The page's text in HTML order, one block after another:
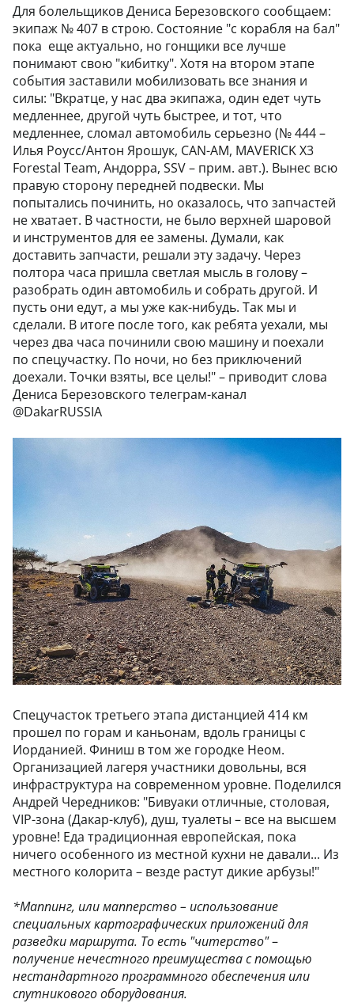
Для болельщиков Дениса Березовского сообщаем:
экипаж № 407 в строю. Состояние "с корабля на бал"
пока еще актуально, но гонщики все лучше
понимают свою "кибитку". Хотя на втором этапе
события заставили мобилизовать все знания и
силы: "Вкратце, у нас два экипажа, один едет чуть
медленнее, другой чуть быстрее, и тот, что
медленнее, сломал автомобиль серьезно (№ 444 –
Илья Роусс/Антон Ярошук, CAN-AM, MAVERICK X3
Forestal Team, Андорра, SSV – прим. авт.). Вынес всю
правую сторону передней подвески. Мы
попытались починить, но оказалось, что запчастей
не хватает. В частности, не было верхней шаровой
и инструментов для ее замены. Думали, как
доставить запчасти, решали эту задачу. Через
полтора часа пришла светлая мысль в голову –
разобрать один автомобиль и собрать другой. И
пусть они едут, а мы уже как-нибудь. Так мы и
сделали. В итоге после того, как ребята уехали, мы
через два часа починили свою машину и поехали
по спецучастку. По ночи, но без приключений
доехали. Точки взяты, все целы!" – приводит слова
Дениса Березовского телеграм-канал
@DakarRUSSIA
Спецучасток третьего этапа дистанцией 414 км
прошел по горам и каньонам, вдоль границы с
Иорданией. Финиш в том же городке Неом.
Организацией лагеря участники довольны, вся
инфраструктура на современном уровне. Поделился
Андрей Чередников: "Бивуаки отличные, столовая,
VIP-зона (Дакар-клуб), душ, туалеты – все на высшем
уровне! Еда традиционная европейская, пока
ничего особенного из местной кухни не давали... Из
местного колорита – везде растут дикие арбузы!"
*Маппинг, или мапперство – использование
специальных картографических приложений для
разведки маршрута. То есть "читерство"–
получение нечестного преимущества с помощью
нестандартного программного обеспечения или
спутникового оборудования.